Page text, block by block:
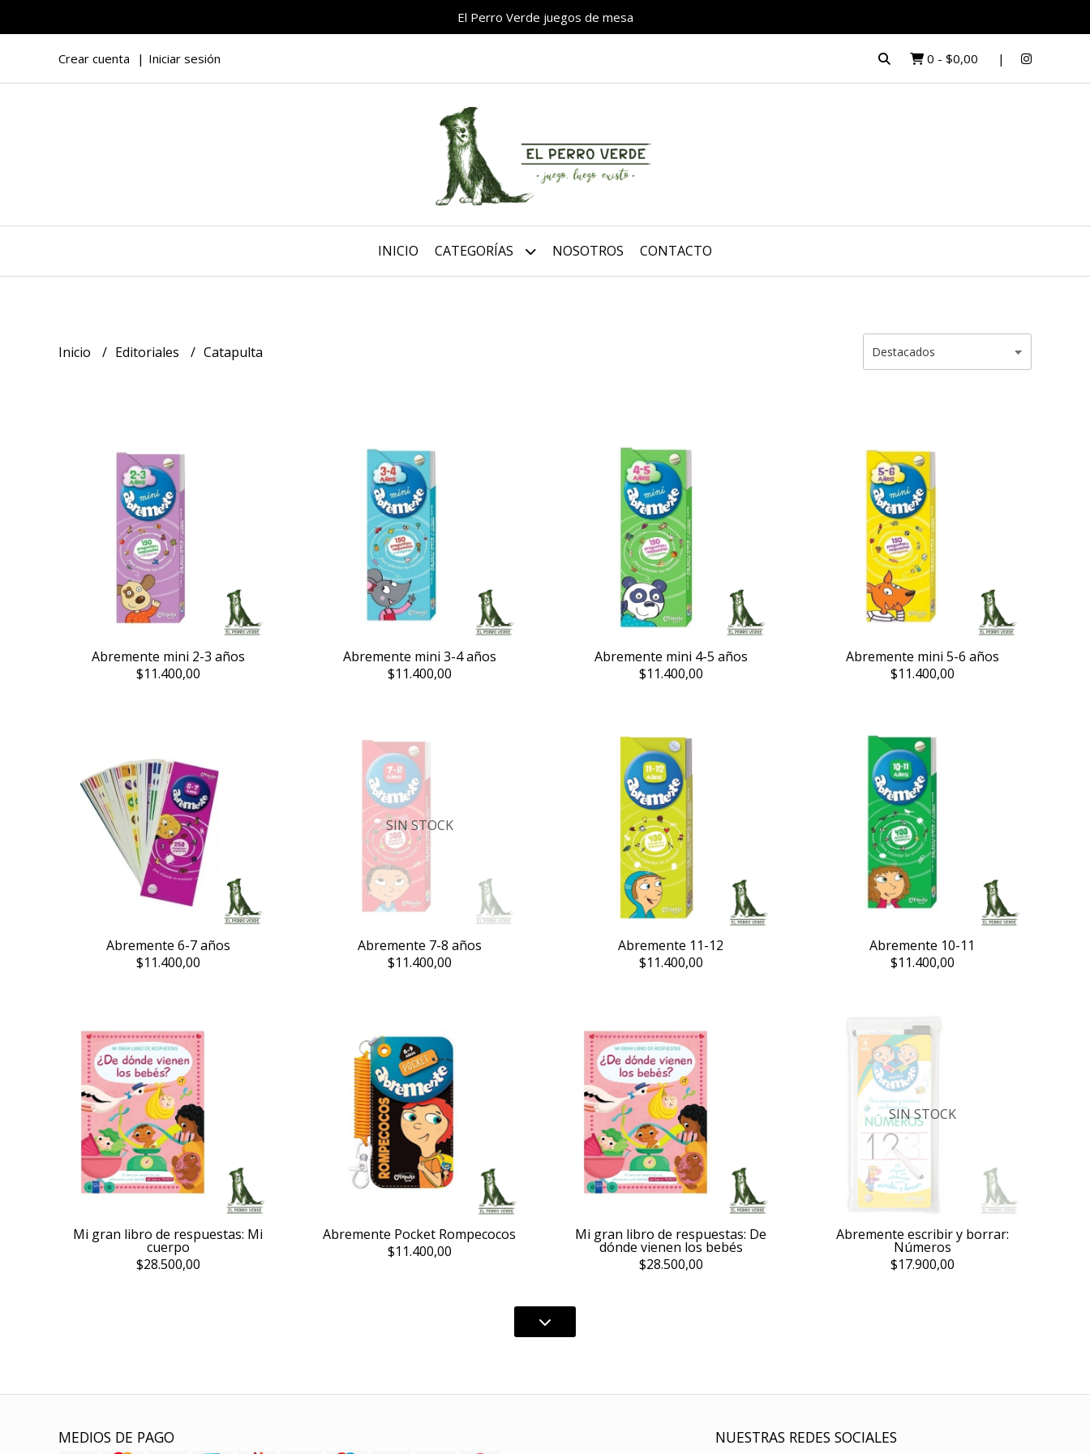
El Perro Verde juegos de mesa
Crear cuenta Iniciar sesión 0 - $0,00
INICIO CATEGORÍAS NOSOTROS CONTACTO
Inicio Editoriales Catapulta
Abremente mini 2-3 años
$11.400,00
Abremente mini 3-4 años
$11.400,00
Abremente mini 4-5 años
$11.400,00
Abremente mini 5-6 años
$11.400,00
Abremente 6-7 años
$11.400,00
SIN STOCK
Abremente 7-8 años
$11.400,00
Abremente 11-12
$11.400,00
Abremente 10-11
$11.400,00
Mi gran libro de respuestas: Mi
cuerpo
$28.500,00
Abremente Pocket Rompecocos
$11.400,00
Mi gran libro de respuestas: De
dónde vienen los bebés
$28.500,00
SIN STOCK
Abremente escribir y borrar:
Números
$17.900,00
MEDIOS DE PAGO NUESTRAS REDES SOCIALES